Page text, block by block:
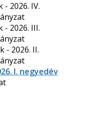
- 2026. IV.
- 2026. III.
- 2026. II.
I. negyedév